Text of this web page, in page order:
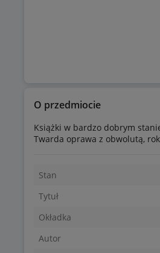
O przedmiocie
Książki w bardzo dobrym
Twarda oprawa z obwolutą,
Stan
Tytuł
Okładka
Autor